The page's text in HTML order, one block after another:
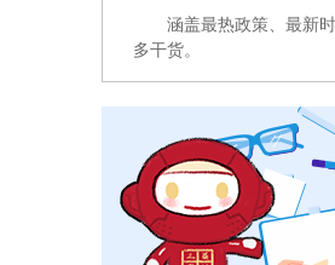
涵盖最热政策、最新时
多干货。